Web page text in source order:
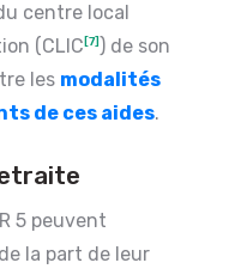
centre local
(CLIC [7] ) de son
les modalités
de ces aides.
5 peuvent
la part de leur